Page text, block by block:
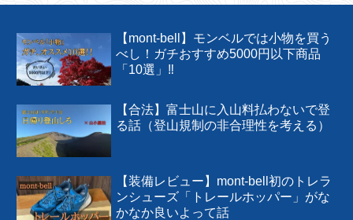
【mont-bell】モンベルでは小物を買う
べし！ガチおすすめ5000円以下商品
「10選」‼︎
【合法】富士山に入山料払わないで登
る話（登山規制の非合理性を考える）
【装備レビュー】mont-bell初のトレラ
ンシューズ「トレールホッパー」がな
かなか良いよって話